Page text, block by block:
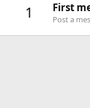
1 First
Post a